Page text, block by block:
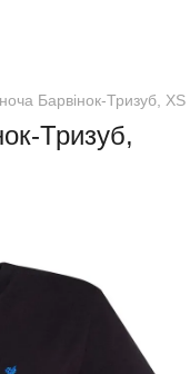
Барвінок-Тризуб, XS
Тризуб,